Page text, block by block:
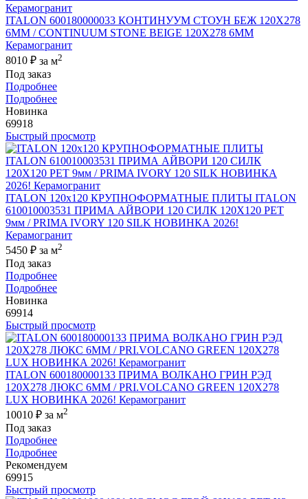
ITALON 600180000033 КОНТИНУУМ СТОУН БЕЖ 120X278
6ММ / CONTINUUM STONE BEIGE 120X278 6MM
Керамогранит
8010 ₽ за м2
Под заказ
Подробнее
Подробнее
Новинка
69918
Быстрый просмотр
ITALON 120x120 КРУПНОФОРМАТНЫЕ ПЛИТЫ ITALON
610010003531 ПРИМА АЙВОРИ 120 СИЛК 120Х120 РЕТ
9мм / PRIMA IVORY 120 SILK НОВИНКА 2026!
Керамогранит
5450 ₽ за м2
Под заказ
Подробнее
Подробнее
Новинка
69914
Быстрый просмотр
ITALON 600180000133 ПРИМА ВОЛКАНО ГРИН РЭД
120X278 ЛЮКС 6ММ / PRI.VOLCANO GREEN 120X278
LUX НОВИНКА 2026! Керамогранит
10010 ₽ за м2
Под заказ
Подробнее
Подробнее
Рекомендуем
69915
Быстрый просмотр